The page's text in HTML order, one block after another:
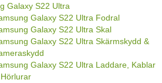
Galaxy S22 Ultra
Galaxy S22 Ultra Fodral
Galaxy S22 Ultra Skal
Galaxy S22 Ultra Skärmskydd &
Galaxy S22 Ultra Laddare, Kablar